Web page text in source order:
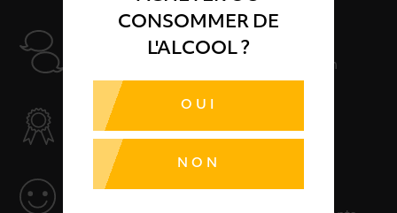
CONSOMMER DE
L'ALCOOL ?
OUI
NON
Nos conseillers sont à votre disposition
SÉLECTION & QUALITÉ
Des produits sélectionnés avec soins
SERVICE